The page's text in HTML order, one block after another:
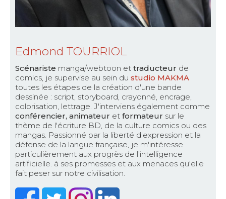
Edmond TOURRIOL
Scénariste manga/webtoon et traducteur de
comics, je supervise au sein du studio MAKMA
toutes les étapes de la création d'une bande
dessinée : script, storyboard, crayonné, encrage,
colorisation, lettrage. J'interviens également comme
conférencier, animateur et formateur sur le
thème de l'écriture BD, de la culture comics ou des
mangas. Passionné par la liberté d'expression et la
défense de la langue française, je m'intéresse
particulièrement aux progrès de l'intelligence
artificielle. à ses promesses et aux menaces qu'elle
fait peser sur notre civilisation.